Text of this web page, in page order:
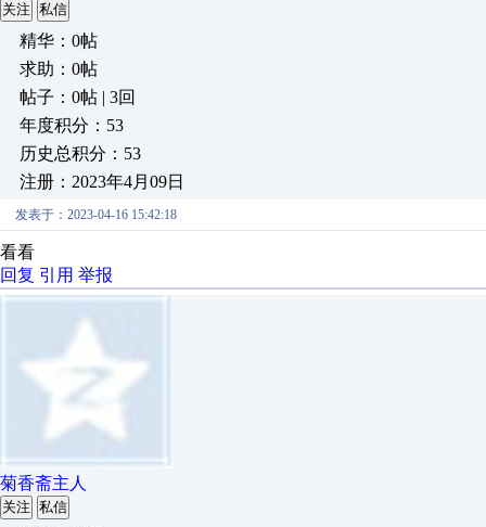
关注 私信
精华：0帖
求助：0帖
帖子：0帖 | 3回
年度积分：53
历史总积分：53
注册：2023年4月09日
发表于：2023-04-16 15:42:18
看看
回复 引用 举报
菊香斋主人
关注 私信